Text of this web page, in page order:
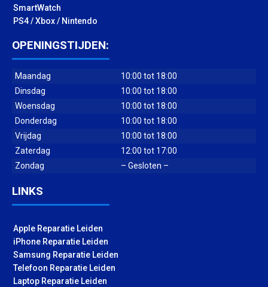
SmartWatch
PS4 / Xbox / Nintendo
OPENINGSTIJDEN:
Maandag
10:00 tot 18:00
Dinsdag
10:00 tot 18:00
Woensdag
10:00 tot 18:00
Donderdag
10:00 tot 18:00
Vrijdag
10:00 tot 18:00
Zaterdag
12:00 tot 17:00
Zondag
– Gesloten –
LINKS
Apple Reparatie Leiden
iPhone Reparatie Leiden
Samsung Reparatie Leiden
Telefoon Reparatie Leiden
Laptop Reparatie Leiden